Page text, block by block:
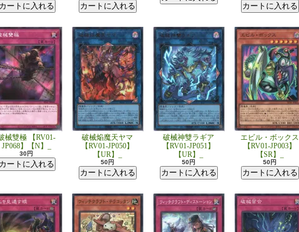
械雙極 【RV01-
JP068】【N】_
30円
破械焔魔天ヤマ
【RV01-JP050】
【UR】_
50円
破械神雙ラギア
【RV01-JP051】
【UR】_
50円
エビル・ボックス
【RV01-JP003】
【SR】_
50円